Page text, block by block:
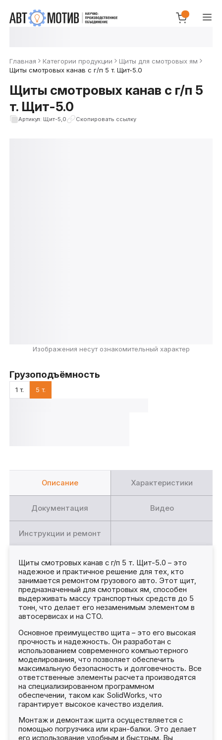
Главная Категории продукции
Щиты для смотровых ям
Щиты смотровых канав с г/п 5 т. Щит-5.0
Щиты смотровых канав с г/п 5
т. Щит-5.0
Артикул: Щит-5,0 Скопировать ссылку
Изображения несут ознакомительный характер
Грузоподъёмность
1 т. 5 т.
Описание Характеристики
Документация Видео
Инструкции и ремонт
Щиты смотровых канав с г/п 5 т. Щит-5.0 – это
надежное и практичное решение для тех, кто
занимается ремонтом грузового авто. Этот щит,
предназначенный для смотровых ям, способен
выдерживать массу транспортных средств до 5
тонн, что делает его незаменимым элементом в
автосервисах и на СТО.
Основное преимущество щита – это его высокая
прочность и надежность. Он разработан с
использованием современного компьютерного
моделирования, что позволяет обеспечить
максимальную безопасность и долговечность. Все
ответственные элементы расчета производятся
на специализированном программном
обеспечении, таком как SolidWorks, что
гарантирует высокое качество изделия.
Монтаж и демонтаж щита осуществляется с
помощью погрузчика или кран-балки. Это делает